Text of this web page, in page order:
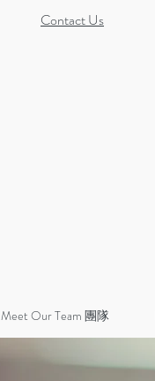
Contact Us
Meet Our Team 團隊